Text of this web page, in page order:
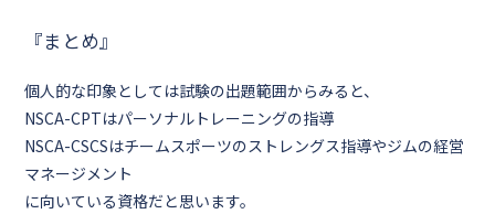
『まとめ』
個人的な印象としては試験の出題範囲からみると、
NSCA-CPTはパーソナルトレーニングの指導
NSCA-CSCSはチームスポーツのストレングス指導やジムの経営
マネージメント
に向いている資格だと思います。